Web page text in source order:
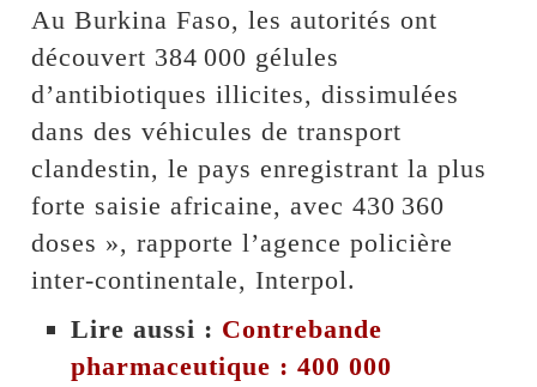
Au Burkina Faso, les autorités ont
découvert 384 000 gélules
d’antibiotiques illicites, dissimulées
dans des véhicules de transport
clandestin, le pays enregistrant la plus
forte saisie africaine, avec 430 360
doses », rapporte l’agence policière
inter-continentale, Interpol.
Lire aussi : Contrebande
pharmaceutique : 400 000